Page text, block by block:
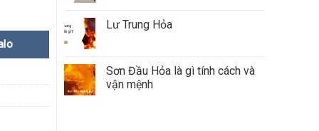
Lư Trung Hỏa
Sơn Đầu Hỏa là gì tính cách và
vận mệnh